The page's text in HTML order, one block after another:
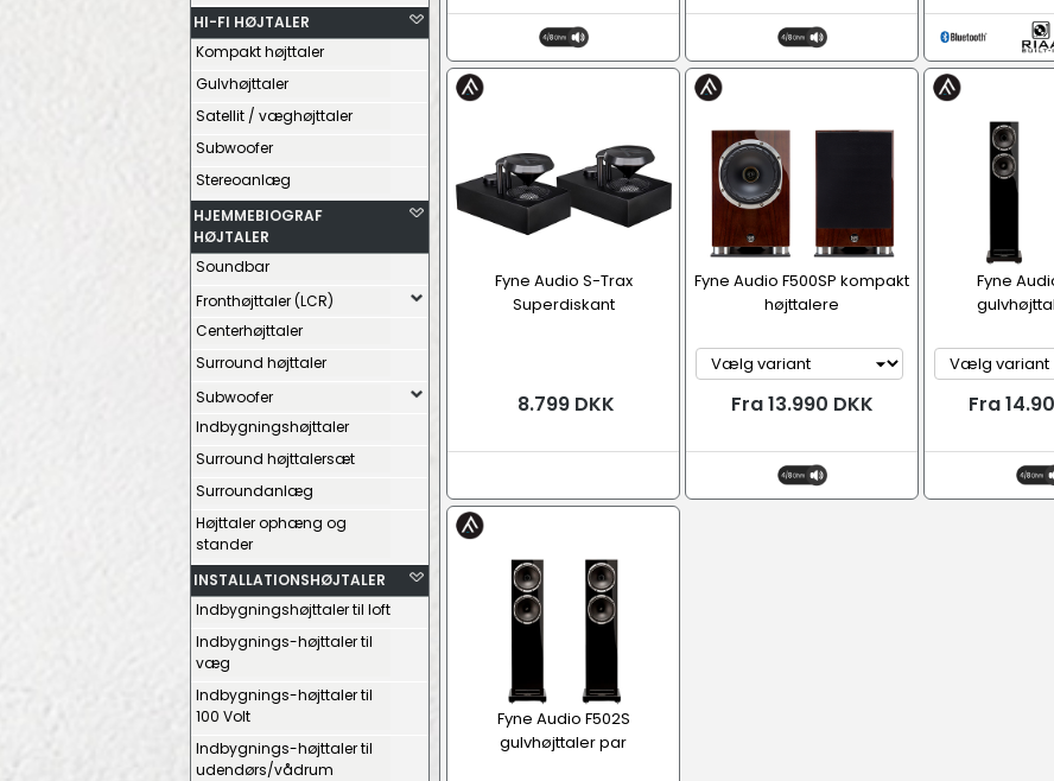
HI-FI HØJTALER
Kompakt højttaler
Gulvhøjttaler
Satellit / væghøjttaler
Subwoofer
Stereoanlæg
HJEMMEBIOGRAF
HØJTALER
Soundbar
Fronthøjttaler (LCR)
Centerhøjttaler
Surround højttaler
Subwoofer
Indbygningshøjttaler
Surround højttalersæt
Surroundanlæg
Højttaler ophæng og
stander
INSTALLATIONSHØJTALER
Indbygningshøjttaler til loft
Indbygnings-højttaler til
væg
Indbygnings-højttaler til
100 Volt
Indbygnings-højttaler til
udendørs/vådrum
Fyne Audio S-Trax
Superdiskant
8.799 DKK
Fyne Audio F500SP kompakt
højttalere
Fra 13.990 DKK
Fyne
Fra
Fyne Audio F502S
gulvhøjttaler par